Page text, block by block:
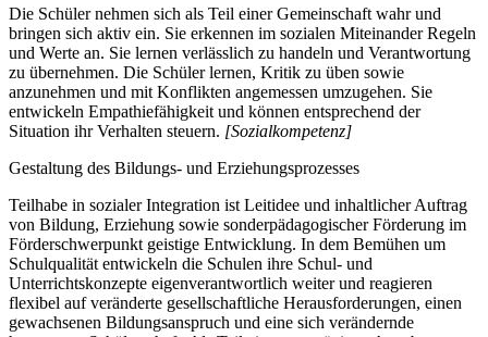
Die Schüler nehmen sich als Teil einer Gemeinschaft wahr und
bringen sich aktiv ein. Sie erkennen im sozialen Miteinander Regeln
und Werte an. Sie lernen verlässlich zu handeln und Verantwortung
zu übernehmen. Die Schüler lernen, Kritik zu üben sowie
anzunehmen und mit Konflikten angemessen umzugehen. Sie
entwickeln Empathiefähigkeit und können entsprechend der
Situation ihr Verhalten steuern. [Sozialkompetenz]
Gestaltung des Bildungs- und Erziehungsprozesses
Teilhabe in sozialer Integration ist Leitidee und inhaltlicher Auftrag
von Bildung, Erziehung sowie sonderpädagogischer Förderung im
Förderschwerpunkt geistige Entwicklung. In dem Bemühen um
Schulqualität entwickeln die Schulen ihre Schul- und
Unterrichtskonzepte eigenverantwortlich weiter und reagieren
flexibel auf veränderte gesellschaftliche Herausforderungen, einen
gewachsenen Bildungsanspruch und eine sich verändernde